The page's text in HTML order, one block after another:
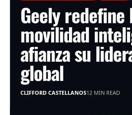
Geely redefine
movilidad
afianza su
global
CLIFFORD CASTELLANOS12 MIN READ